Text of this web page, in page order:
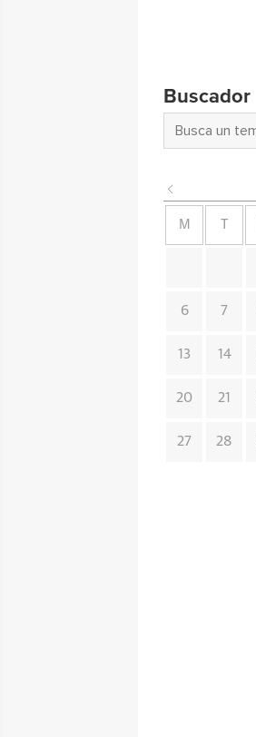
Buscador
M
6 7
13 14
20 21
27 28